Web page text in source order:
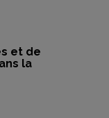
et de
la